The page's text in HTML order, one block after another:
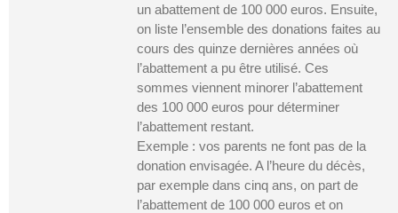
un abattement de 100 000 euros. Ensuite,
on liste l’ensemble des donations faites au
cours des quinze dernières années où
l’abattement a pu être utilisé. Ces
sommes viennent minorer l’abattement
des 100 000 euros pour déterminer
l’abattement restant.
Exemple : vos parents ne font pas de la
donation envisagée. A l’heure du décès,
par exemple dans cinq ans, on part de
l’abattement de 100 000 euros et on